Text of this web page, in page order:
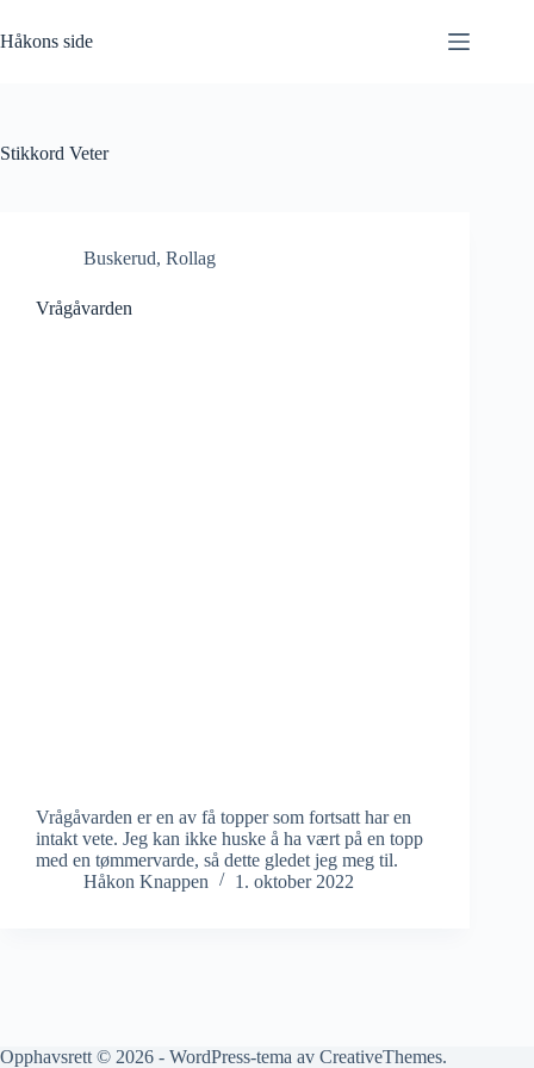
til
innholdet
Håkons side
Stikkord Veter
Buskerud, Rollag
Vrågåvarden
Vrågåvarden er en av få topper som fortsatt har en
intakt vete. Jeg kan ikke huske å ha vært på en topp
med en tømmervarde, så dette gledet jeg meg til.
Håkon Knappen
1. oktober 2022
Opphavsrett © 2026 - WordPress-tema av CreativeThemes.